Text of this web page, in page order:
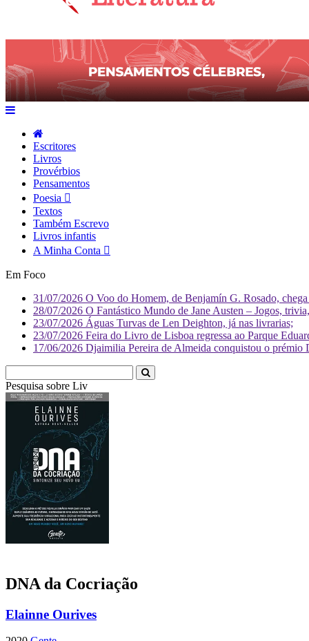
Escritores
Livros
Provérbios
Pensamentos
Poesia
Textos
Também Escrevo
Livros infantis
A Minha Conta
Em Foco
31/07/2026 O Voo do Homem, de Benjamín G. Rosado,
28/07/2026 O Fantástico Mundo de Jane Austen – Jogos,
23/07/2026 Águas Turvas de Len Deighton, já nas livrarias;
23/07/2026 Feira do Livro de Lisboa regressa ao Parque
17/06/2026 Djaimilia Pereira de Almeida conquistou o
Pesquisa sobre Literatura
DNA da Cocriação
Elainne Ourives